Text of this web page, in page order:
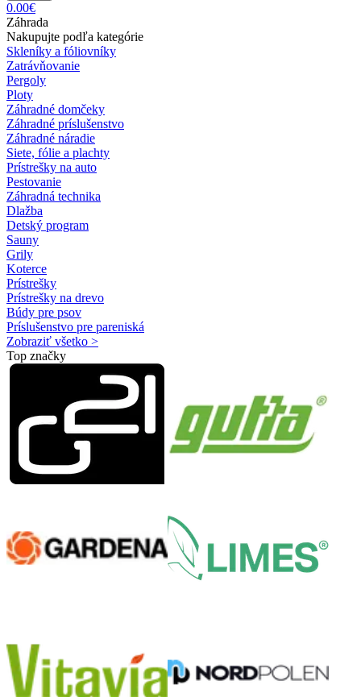
0.00€
Záhrada
Nakupujte podľa kategórie
Skleníky a fóliovníky
Zatrávňovanie
Pergoly
Ploty
Záhradné domčeky
Záhradné príslušenstvo
Záhradné náradie
Siete, fólie a plachty
Prístrešky na auto
Pestovanie
Záhradná technika
Dlažba
Detský program
Sauny
Grily
Koterce
Prístrešky
Prístrešky na drevo
Búdy pre psov
Príslušenstvo pre pareniská
Zobraziť všetko >
Top značky